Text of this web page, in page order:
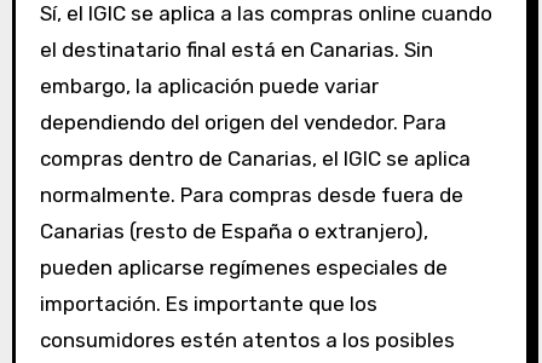
Sí, el IGIC se aplica a las compras online cuando
el destinatario final está en Canarias. Sin
embargo, la aplicación puede variar
dependiendo del origen del vendedor. Para
compras dentro de Canarias, el IGIC se aplica
normalmente. Para compras desde fuera de
Canarias (resto de España o extranjero),
pueden aplicarse regímenes especiales de
importación. Es importante que los
consumidores estén atentos a los posibles